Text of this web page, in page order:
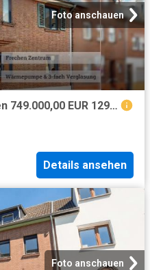
Foto anschauen
Haus zum Kaufen in Frechen 749.000,00 EUR 129.45 m²
Details ansehen
Foto anschauen